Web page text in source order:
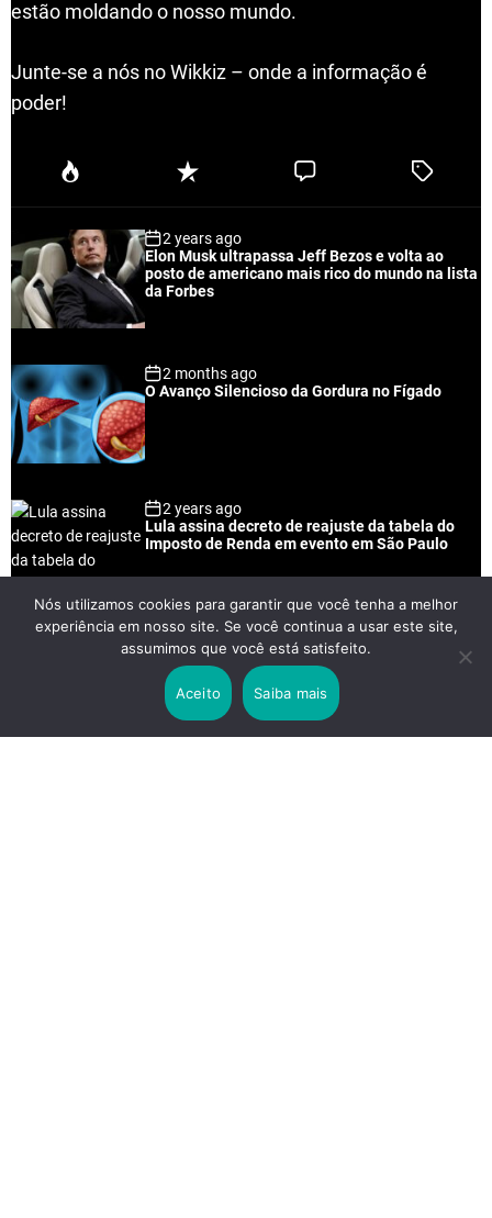
estão moldando o nosso mundo.
Junte-se a nós no Wikkiz – onde a informação é
poder!
P
u
a
r
R
e
n
t
C
e
T
e
2 years ago
Elon Musk ultrapassa Jeff Bezos e volta ao
posto de americano mais rico do mundo na lista
da Forbes
2 months ago
O Avanço Silencioso da Gordura no Fígado
2 years ago
Lula assina decreto de reajuste da tabela do
Imposto de Renda em evento em São Paulo
2 years ago
Lei Rouanet e Petrobras financiam evento em
que Lula pediu votos para Boulos
Nós utilizamos cookies para garantir que você tenha a melhor
experiência em nosso site. Se você continua a usar este site,
assumimos que você está satisfeito.
Aceito Saiba mais